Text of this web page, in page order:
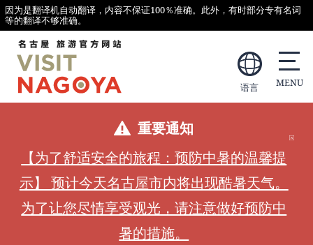
因为是翻译机自动翻译，内容不保证100％准确。此外，有时部分专有名词
等的翻译不够准确。
语言
重要通知
【为了舒适安全的旅程：预防中暑的温馨提
示】 预计今天名古屋市内将出现酷暑天气。
为了让您尽情享受观光，请注意做好预防中
暑的措施。